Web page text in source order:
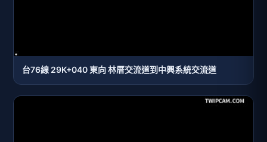
台76線 29K+040 東向 林厝交流道到中興系統交流道